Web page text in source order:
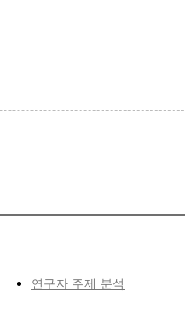
연구자 주제 분석